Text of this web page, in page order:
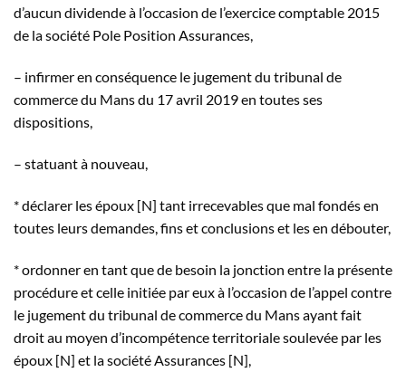
d’aucun dividende à l’occasion de l’exercice comptable 2015
de la société Pole Position Assurances,
– infirmer en conséquence le jugement du tribunal de
commerce du Mans du 17 avril 2019 en toutes ses
dispositions,
– statuant à nouveau,
* déclarer les époux [N] tant irrecevables que mal fondés en
toutes leurs demandes, fins et conclusions et les en débouter,
* ordonner en tant que de besoin la jonction entre la présente
procédure et celle initiée par eux à l’occasion de l’appel contre
le jugement du tribunal de commerce du Mans ayant fait
droit au moyen d’incompétence territoriale soulevée par les
époux [N] et la société Assurances [N],